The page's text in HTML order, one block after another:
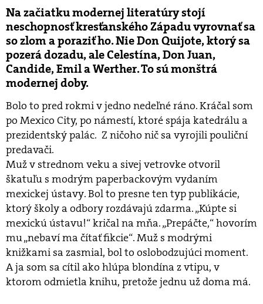
Na začiatku modernej literatúry stojí
neschopnosť kresťanského Západu vyrovnať sa
so zlom a poraziť ho. Nie Don Quijote, ktorý sa
pozerá dozadu, ale Celestína, Don Juan,
Candide, Emil a Werther. To sú monštrá
modernej doby.
Bolo to pred rokmi v jedno nedeľné ráno. Kráčal som
po Mexico City, po námestí, ktoré spája katedrálu a
prezidentský palác. Z ničoho nič sa vyrojili pouliční
predavači.
Muž v strednom veku a sivej vetrovke otvoril
škatuľu s modrým paperbackovým vydaním
mexickej ústavy. Bol to presne ten typ publikácie,
ktorý školy a odbory rozdávajú zdarma. „Kúpte si
mexickú ústavu!“ kričal na mňa. „Prepáčte,“ hovorím
mu „nebaví ma čítať fikcie“. Muž s modrými
knižkami sa zasmial, bol to oslobodzujúci moment.
A ja som sa cítil ako hlúpa blondína z vtipu, v
ktorom odmietla knihu, pretože jednu už doma má.